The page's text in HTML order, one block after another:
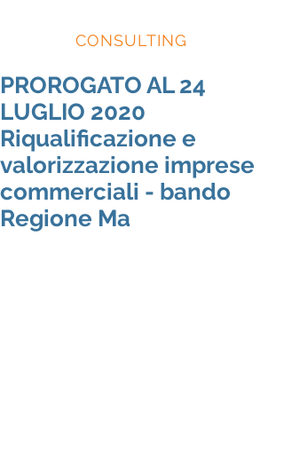
CONSULTING
PROROGATO AL 24
LUGLIO 2020
Riqualificazione e
valorizzazione imprese
commerciali - bando
Regione Ma